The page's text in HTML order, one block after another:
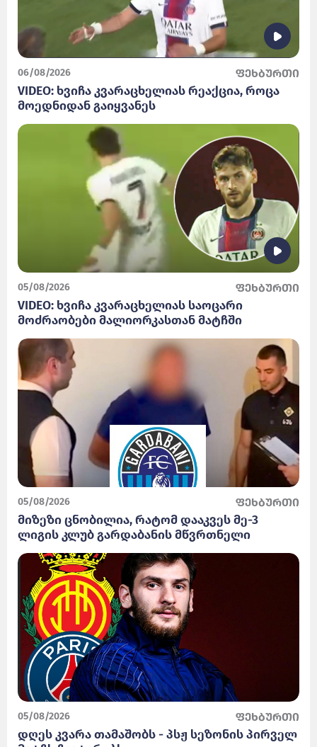
06/08/2026 ფეხბურთი
VIDEO: ხვიჩა კვარაცხელიას რეაქცია, როცა
მოედნიდან გაიყვანეს
05/08/2026 ფეხბურთი
VIDEO: ხვიჩა კვარაცხელიას საოცარი
მოძრაობები მალიორკასთან მატჩში
05/08/2026 ფეხბურთი
მიზეზი ცნობილია, რატომ დააკვეს მე-3
ლიგის კლუბ გარდაბანის მწვრთნელი
05/08/2026 ფეხბურთი
დღეს კვარა თამაშობს - პსჟ სეზონის პირველ